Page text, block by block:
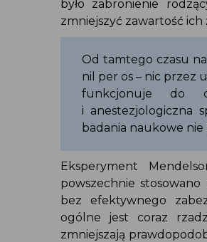
było zabronienie
zmniejszyć zawartość
Od tamtego czasu
nil per os – nic przez
funkcjonuje do
i
badania naukowe
Eksperyment
powszechnie
bez efektywnego
ogólne jest coraz
zmniejszają